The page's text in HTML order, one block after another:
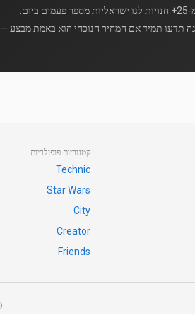
תדעו תמיד אם המחיר הנוכחי הוא באמת מבצע —
קטגוריות פופולריות
Technic
Star Wars
City
Creator
Friends